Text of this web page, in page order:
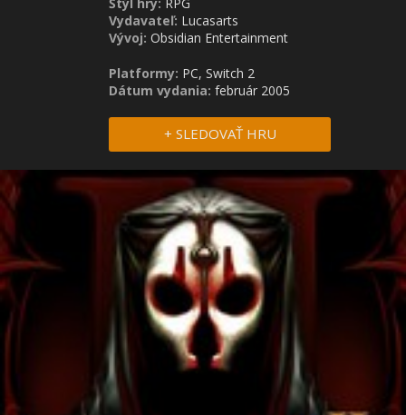
Vydavateľ: Lucasarts
Vývoj: Obsidian Entertainment
Platformy: PC, Switch 2
Dátum vydania: február 2005
+ SLEDOVAŤ HRU